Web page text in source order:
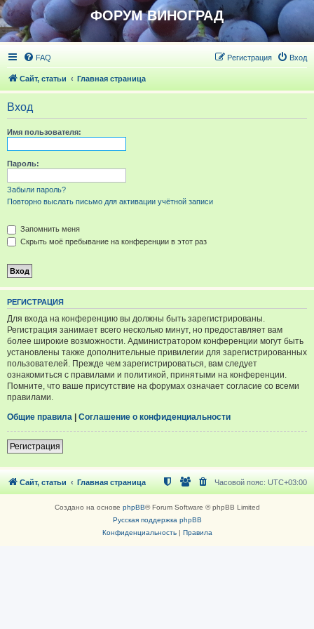
ФОРУМ ВИНОГРАД
FAQ Вход
Регистрация
Сайт, статьи Главная страница
Вход
Имя пользователя:
Пароль:
Забыли пароль?
Повторно выслать письмо для активации учётной записи
Запомнить меня
Скрыть моё пребывание на конференции в этот раз
РЕГИСТРАЦИЯ
Для входа на конференцию вы должны быть зарегистрированы.
Регистрация занимает всего несколько минут, но предоставляет вам
более широкие возможности. Администратором конференции могут быть
установлены также дополнительные привилегии для зарегистрированных
пользователей. Прежде чем зарегистрироваться, вам следует
ознакомиться с правилами и политикой, принятыми на конференции.
Помните, что ваше присутствие на форумах означает согласие со всеми
правилами.
Общие правила | Соглашение о конфиденциальности
Регистрация
Сайт, статьи Главная страница Часовой пояс: UTC+03:00
Создано на основе phpBB® Forum Software © phpBB Limited
Русская поддержка phpBB
Конфиденциальность| Правила